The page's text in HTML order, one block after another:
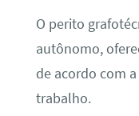
O perito
autônomo,
de acordo com
trabalho.